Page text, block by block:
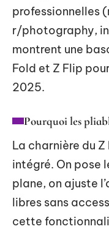
professionnelles
r/photography,
montrent une
Fold et Z Flip
2025.
Pourquoi les
La charnière du
intégré. On pose
plane, on ajuste
libres sans
cette